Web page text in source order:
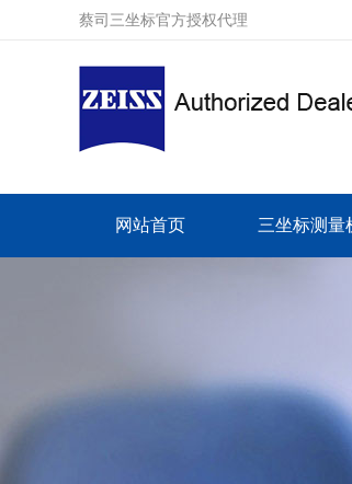
蔡司三坐标官方授权代理
网站首页 三坐标测量